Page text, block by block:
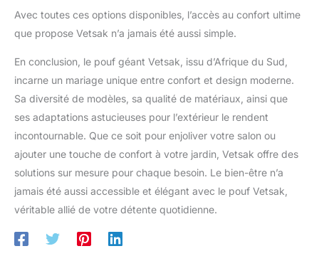
Avec toutes ces options disponibles, l’accès au confort ultime
que propose Vetsak n’a jamais été aussi simple.
En conclusion, le pouf géant Vetsak, issu d’Afrique du Sud,
incarne un mariage unique entre confort et design moderne.
Sa diversité de modèles, sa qualité de matériaux, ainsi que
ses adaptations astucieuses pour l’extérieur le rendent
incontournable. Que ce soit pour enjoliver votre salon ou
ajouter une touche de confort à votre jardin, Vetsak offre des
solutions sur mesure pour chaque besoin. Le bien-être n’a
jamais été aussi accessible et élégant avec le pouf Vetsak,
véritable allié de votre détente quotidienne.